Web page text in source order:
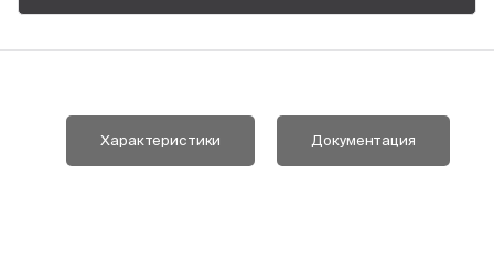
Характеристики Документация